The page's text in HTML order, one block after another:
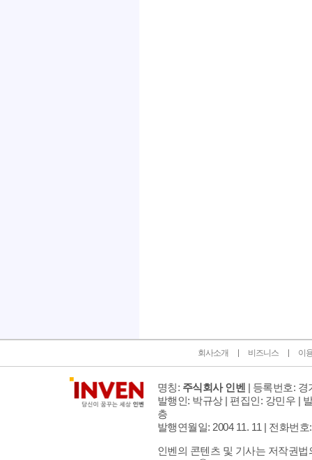
회사소개 비즈니스 이
명칭: 주식회사 인벤 | 등록번호: 경
발행인: 박규상 | 편집인: 강민우 |
층
발행연월일: 2004 11. 11 | 전화번호
인벤의 콘텐츠 및 기사는 저작권